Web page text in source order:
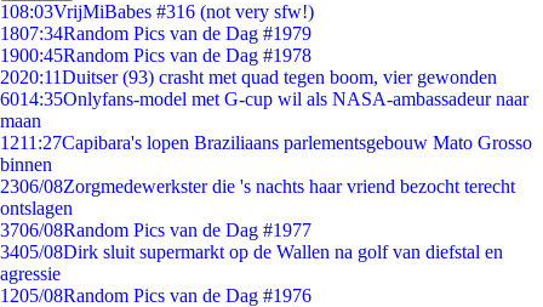
108:03VrijMiBabes #316 (not very sfw!)
1807:34Random Pics van de Dag #1979
1900:45Random Pics van de Dag #1978
2020:11Duitser (93) crasht met quad tegen boom, vier gewonden
6014:35Onlyfans-model met G-cup wil als NASA-ambassadeur naar
maan
1211:27Capibara's lopen Braziliaans parlementsgebouw Mato Grosso
binnen
2306/08Zorgmedewerkster die 's nachts haar vriend bezocht terecht
ontslagen
3706/08Random Pics van de Dag #1977
3405/08Dirk sluit supermarkt op de Wallen na golf van diefstal en
agressie
1205/08Random Pics van de Dag #1976